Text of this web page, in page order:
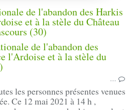
de l'abandon des Harkis
et à la stèle du Château
(30)
…
les personnes présentes venues
Ce 12 mai 2021 à 14 h ,